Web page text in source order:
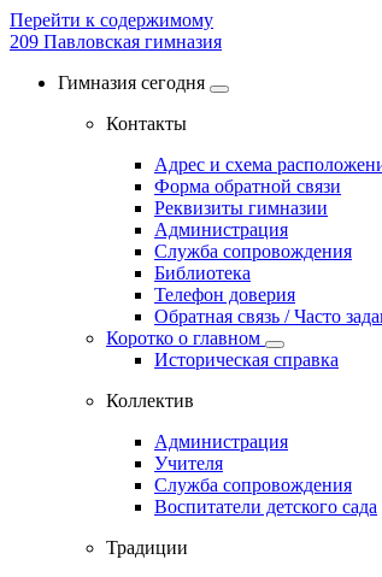
Перейти к содержимому
209 Павловская гимназия
Гимназия сегодня
Контакты
Адрес и схема
Форма обратной связи
Реквизиты гимназии
Администрация
Служба сопровождения
Библиотека
Телефон доверия
Обратная связь / Часто
Коротко о главном
Историческая справка
Коллектив
Администрация
Учителя
Служба сопровождения
Воспитатели детского сада
Традиции